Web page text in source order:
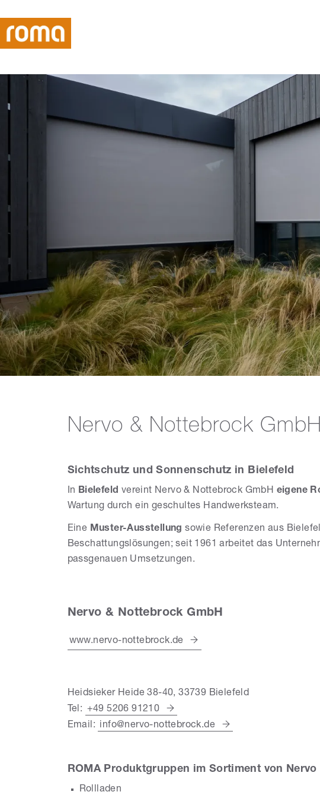
Nervo & Nottebrock
Sichtschutz und Sonnenschutz in Bielefeld
In Bielefeld vereint Nervo & Nottebrock GmbH eigene
Wartung durch ein geschultes Handwerksteam.
Eine Muster-Ausstellung sowie Referenzen aus
Beschattungslösungen; seit 1961 arbeitet das
passgenauen Umsetzungen.
Nervo & Nottebrock GmbH
www.nervo-nottebrock.de
Heidsieker Heide 38-40, 33739 Bielefeld
Tel: +49 5206 91210
Email: info@nervo-nottebrock.de
ROMA Produktgruppen im Sortiment von
Rollladen